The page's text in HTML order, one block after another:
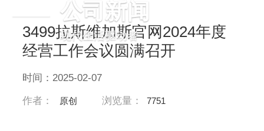
公司新闻
现代生活驱动者
3499拉斯维加斯官网2024年度
经营工作会议圆满召开
时间：2025-02-07
作者： 原创 浏览量： 7751